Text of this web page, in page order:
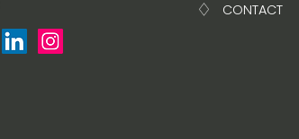
CONTACT